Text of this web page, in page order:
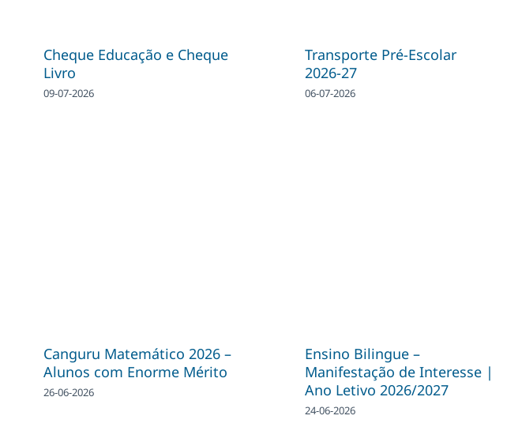
Cheque Educação e Cheque
Livro
09-07-2026
Transporte Pré-Escolar
2026-27
06-07-2026
Canguru Matemático 2026 –
Alunos com Enorme Mérito
26-06-2026
Ensino Bilingue –
Manifestação de Interesse |
Ano Letivo 2026/2027
24-06-2026